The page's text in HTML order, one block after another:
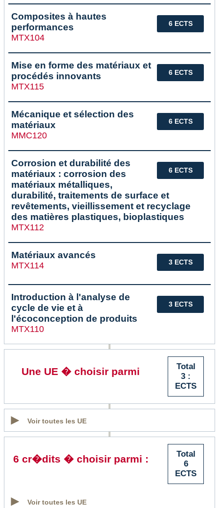
6 ECTS
Composites à hautes
performances
MTX104
6 ECTS
Mise en forme des matériaux et
procédés innovants
MTX115
6 ECTS
Mécanique et sélection des
matériaux
MMC120
6 ECTS
Corrosion et durabilité des
matériaux : corrosion des
matériaux métalliques,
durabilité, traitements de surface et
revêtements, vieillissement et recyclage
des matières plastiques, bioplastiques
MTX112
3 ECTS
Matériaux avancés
MTX114
3 ECTS
Introduction à l'analyse de
cycle de vie et à
l'écoconception de produits
MTX110
Total
3 :
ECTS
Une UE � choisir parmi
Voir toutes les UE
Total
6
ECTS
6 cr�dits � choisir parmi :
Voir toutes les UE